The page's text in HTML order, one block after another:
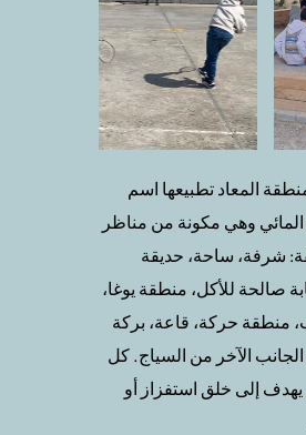
المعاد تطبيعها اسم
المائي وهي مكونة من مناظر
شرفة، ساحة، حديقة
صالحة للأكل، منطقة يوغا،
منطقة حركة، قاعة، بركة
الآخر من السياج. كل
إلى خلق استفزاز أو